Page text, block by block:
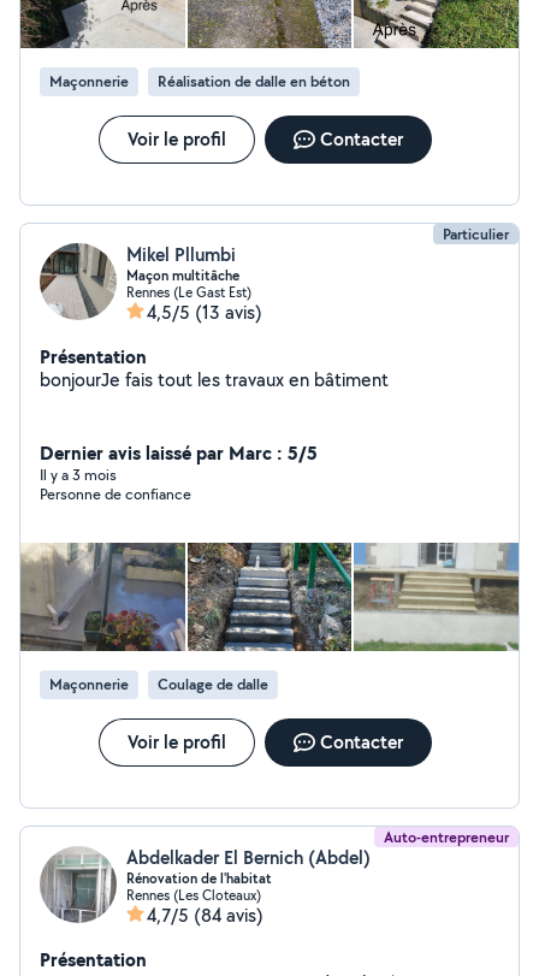
Maçonnerie Réalisation de dalle en béton
Voir le profil Contacter
Particulier
Mikel Pllumbi
Maçon multitâche
Rennes (Le Gast Est)
4,5/5 (13 avis)
Présentation
bonjourJe fais tout les travaux en bâtiment
Dernier avis laissé par Marc : 5/5
Il y a 3 mois
Personne de confiance
Maçonnerie Coulage de dalle
Voir le profil Contacter
Auto-entrepreneur
Abdelkader El Bernich (Abdel)
Rénovation de l'habitat
Rennes (Les Cloteaux)
4,7/5 (84 avis)
Présentation